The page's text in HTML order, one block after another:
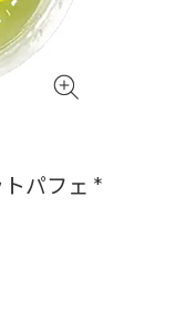
パフェ *